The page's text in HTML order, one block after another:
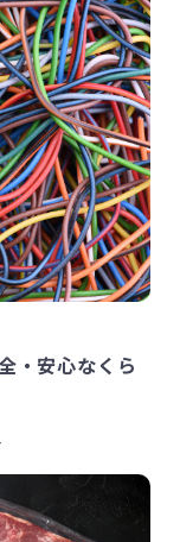
・安心なくら